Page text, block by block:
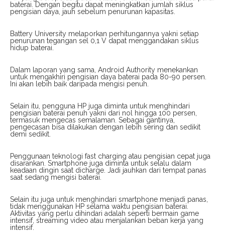
baterai. Dengan begitu dapat meningkatkan jumlah siklus
pengisian daya, jauh sebelum penurunan kapasitas.
Battery University melaporkan perhitungannya yakni setiap
penurunan tegangan sel 0,1 V dapat menggandakan siklus
hidup baterai.
Dalam laporan yang sama, Android Authority menekankan
untuk mengakhiri pengisian daya baterai pada 80-90 persen.
Ini akan lebih baik daripada mengisi penuh.
Selain itu, pengguna HP juga diminta untuk menghindari
pengisian baterai penuh yakni dari nol hingga 100 persen,
termasuk mengecas semalaman. Sebagai gantinya,
pengecasan bisa dilakukan dengan lebih sering dan sedikit
demi sedikit.
Penggunaan teknologi fast charging atau pengisian cepat juga
disarankan. Smartphone juga diminta untuk selalu dalam
keadaan dingin saat dicharge. Jadi jauhkan dari tempat panas
saat sedang mengisi baterai.
Selain itu juga untuk menghindari smartphone menjadi panas,
tidak menggunakan HP selama waktu pengisian baterai.
Aktivitas yang perlu dihindari adalah seperti bermain game
intensif, streaming video atau menjalankan beban kerja yang
intensif.